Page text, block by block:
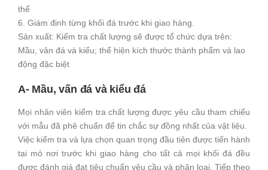
thể
6. Giám định từng khối đá trước khi giao hàng.
Sản xuất: Kiểm tra chất lượng sẽ được tổ chức dựa trên:
Mầu, vân đá và kiểu; thể hiện kích thước thành phẩm và lao
động đặc biệt
A- Mầu, vấn đá và kiểu đá
Mọi nhân viên kiểm tra chất lượng được yêu cầu tham chiếu
với mẫu đã phê chuẩn để tin chắc sự đồng nhất của vật liệu.
Việc kiểm tra và lựa chọn quan trọng đầu tiên được tiến hành
tại mỏ nơi trước khi giao hàng cho tất cả mọi khối đá đều
được đánh giá đạt tiêu chuẩn yêu cầu và phân loại. Tiếp theo